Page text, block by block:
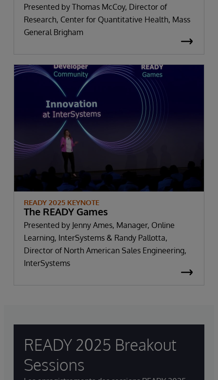
Presented by Thomas McCoy, Director of
Research, Center for Quantitative Health, Mass
General Brigham
READY 2025 KEYNOTE
The READY Games
Presented by Jenny Ames, Manager, Online
Learning, InterSystems & Randy Pallotta,
Director of North American Sales Engineering,
InterSystems
READY 2025 Breakout
Sessions